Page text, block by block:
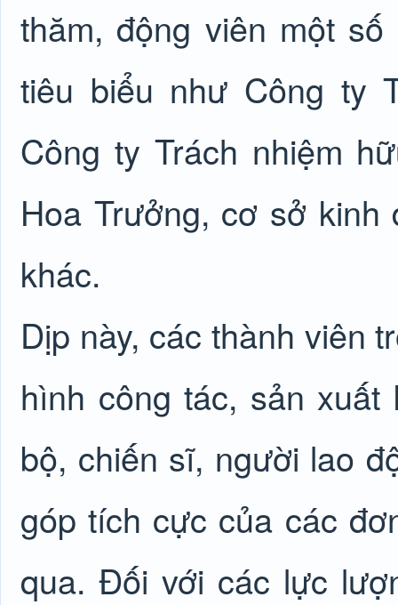
thăm, động viên một
tiêu biểu như Công ty
Công ty Trách nhiệm
Hoa Trưởng, cơ sở
khác.
Dịp này, các thành viên
hình công tác, sản
bộ, chiến sĩ, người lao
góp tích cực của các
qua. Đối với các lực